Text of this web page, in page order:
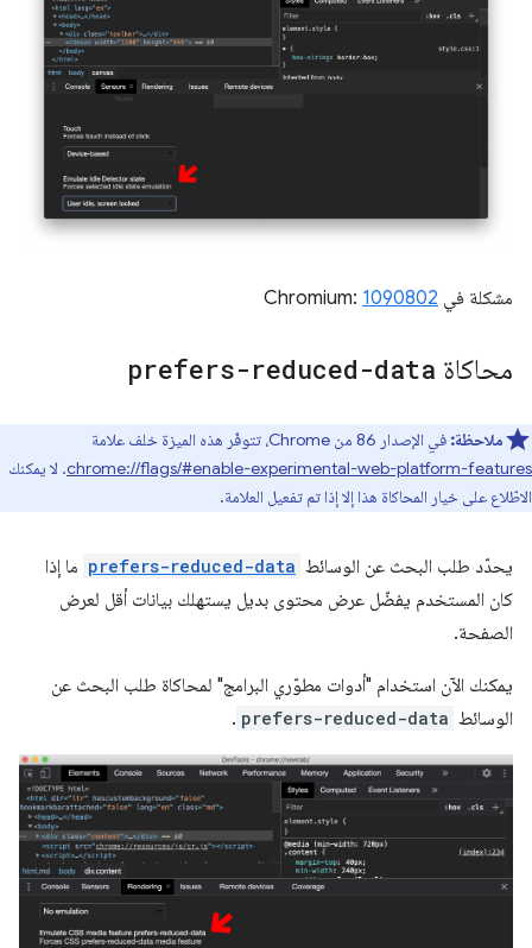
مشكلة في Chromium: 1090802
محاكاة prefers-reduced-data
ملاحظة: في الإصدار 86 من Chrome، تتوفّر هذه الميزة خلف علامة
chrome://flags/#enable-experimental-web-platform-features. لا يمكنك
الاطّلاع على خيار المحاكاة هذا إلا إذا تم تفعيل العلامة.
يحدّد طلب البحث عن الوسائط prefers-reduced-data ما إذا
كان المستخدم يفضّل عرض محتوى بديل يستهلك بيانات أقل لعرض
الصفحة.
يمكنك الآن استخدام "أدوات مطوّري البرامج" لمحاكاة طلب البحث عن
الوسائط prefers-reduced-data
.